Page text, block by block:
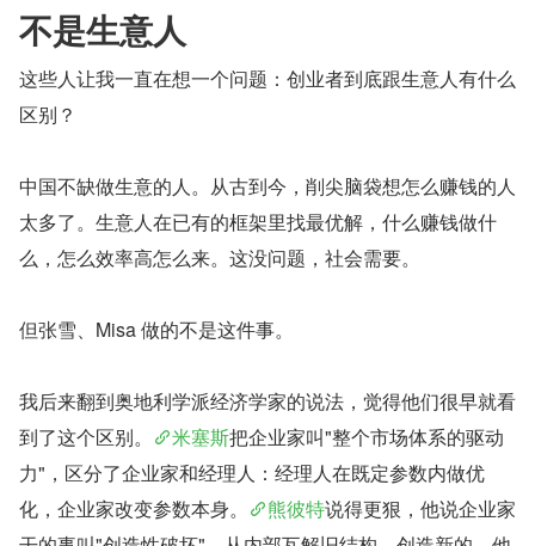
不是生意人
这些人让我一直在想一个问题：创业者到底跟生意人有什么
区别？
中国不缺做生意的人。从古到今，削尖脑袋想怎么赚钱的人
太多了。生意人在已有的框架里找最优解，什么赚钱做什
么，怎么效率高怎么来。这没问题，社会需要。
但张雪、Misa 做的不是这件事。
我后来翻到奥地利学派经济学家的说法，觉得他们很早就看
到了这个区别。
米塞斯把企业家叫"整个市场体系的驱动
力"，区分了企业家和经理人：经理人在既定参数内做优
化，企业家改变参数本身。
熊彼特说得更狠，他说企业家